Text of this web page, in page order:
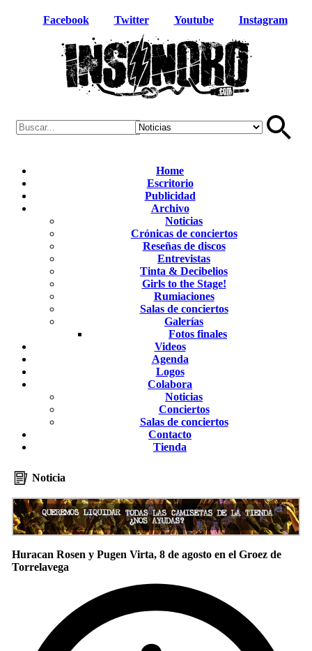
Facebook Twitter Youtube Instagram
Home
Escritorio
Publicidad
Archivo
Noticias
Crónicas de conciertos
Reseñas de discos
Entrevistas
Tinta & Decibelios
Girls to the Stage!
Rumiaciones
Salas de conciertos
Galerías
Fotos finales
Videos
Agenda
Logos
Colabora
Noticias
Conciertos
Salas de conciertos
Contacto
Tienda
Noticia
Huracan Rosen y Pugen Virta, 8 de agosto en el Groez de
Torrelavega